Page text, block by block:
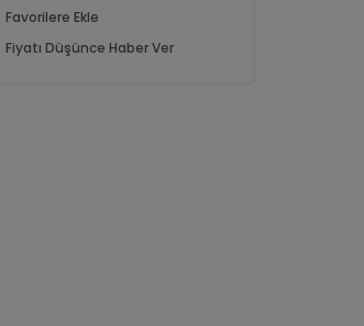
Favorilere Ekle
Fiyatı Düşünce Haber Ver